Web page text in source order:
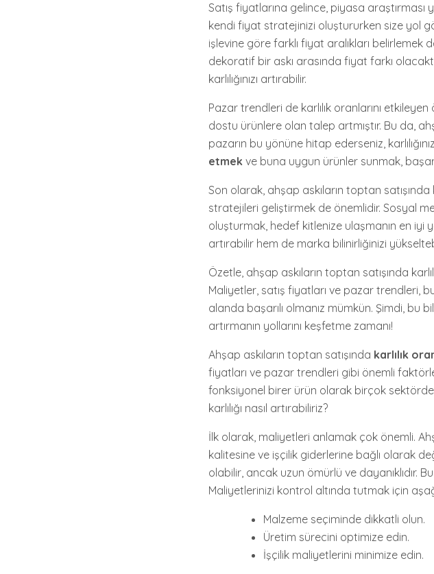
Satış fiyatlarına gelince, piyasa
kendi fiyat stratejinizi oluştururken size yol
işlevine göre farklı fiyat aralıkları belirlemek
dekoratif bir askı arasında fiyat farkı
karlılığınızı artırabilir.
Pazar trendleri de karlılık oranlarını
dostu ürünlere olan talep artmıştır. Bu da,
pazarın bu yönüne hitap ederseniz,
etmek ve buna uygun ürünler sunmak,
Son olarak, ahşap askıların toptan
stratejileri geliştirmek de önemlidir. Sosyal
oluşturmak, hedef kitlenize ulaşmanın en iyi
artırabilir hem de marka bilinirliğinizi
Özetle, ahşap askıların toptan satışında
Maliyetler, satış fiyatları ve pazar trendleri,
alanda başarılı olmanız mümkün. Şimdi, bu
artırmanın yollarını keşfetme zamanı!
Ahşap askıların toptan satışında karlılık
fiyatları ve pazar trendleri gibi önemli
fonksiyonel birer ürün olarak birçok sektörde
karlılığı nasıl artırabiliriz?
İlk olarak, maliyetleri anlamak çok önemli.
kalitesine ve işçilik giderlerine bağlı olarak
olabilir, ancak uzun ömürlü ve dayanıklıdır.
Maliyetlerinizi kontrol altında tutmak için
Malzeme seçiminde dikkatli olun.
Üretim sürecini optimize edin.
İşçilik maliyetlerini minimize edin.